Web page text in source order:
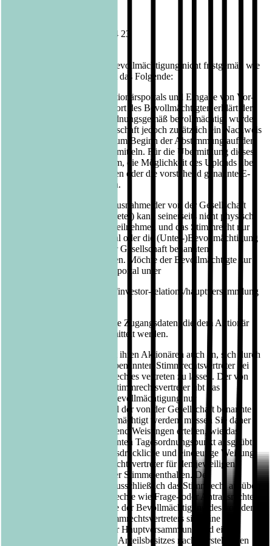
Telefax: +49 (0)40 63 78 54 23
Erfolgt der Nachweis der Bevollmächtigung nicht fristgemäß wie
vorstehend beschrieben, gilt das Folgende:
Durch Verwendung des Aktionärsportals und Eingabe von Vor-
und Nachnamen und Wohnort des Bevollmächtigten erklärt der
Bevollmächtigte, dass er ordnungsgemäß bevollmächtigt wurde.
In diesem Fall ist der Gesellschaft jedoch zusätzlich ein Nachweis
der Bevollmächtigung bis zum Beginn der Abstimmung auf der
Hauptversammlung zu übermitteln. Für die Übermittlung dieses
Nachweises bitten wir darum, die Möglichkeit des Uploads über
das Aktionärsportal zu nutzen oder die vorstehend genannte E-
Mail-Adresse zu verwenden.
Der Bevollmächtigte (mit Ausnahme der von der Gesellschaft
benannten Stimmrechtsvertreter) kann seinerseits nicht physisch
an der Hauptversammlung teilnehmen und das Stimmrecht nur
über elektronische Briefwahl oder die (Unter-)Bevollmächtigung
und Weisung an die von der Gesellschaft benannten
Stimmrechtsvertreter ausüben. Möchte der Bevollmächtigte zur
Stimmabgabe das Aktionärsportal unter
https://www.luebbe.com/de/investor-relations/hauptversammlung
nutzen, benötigt er hierzu die Zugangsdaten, die dem Aktionär
mit der Zugangskarte übermittelt werden.
Die Bastei Lübbe AG bietet ihren Aktionären auch an, sich durch
einen von der Gesellschaft benannten Stimmrechtsvertreter bei
der Ausübung ihres Stimmrechtes vertreten zu lassen. Der von
der Gesellschaft benannte Stimmrechtsvertreter übt das
Stimmrecht im Fall seiner Bevollmächtigung nur
weisungsgebunden aus. Soll der von der Gesellschaft benannte
Stimmrechtsvertreter bevollmächtigt werden, müssen Sie daher
neben der Vollmacht zwingend Weisungen erteilen, wie das
Stimmrecht zu jedem relevanten Tagesordnungspunkt ausgeübt
werden soll. Soweit eine ausdrückliche und eindeutige Weisung
fehlt, wird sich der Stimmrechtsvertreter für den jeweiligen
Abstimmungsgegenstand der Stimme enthalten. Der
Stimmrechtsvertreter wird ausschließlich das Stimmrecht ausüben
und keine weitergehende Rechte wie Frage- oder Antragsrechte
wahrnehmen. Auch im Falle der Bevollmächtigung des von der
Gesellschaft benannten Stimmrechtsvertreters sind eine
fristgerechte Anmeldung zur Hauptversammlung und ein
fristgerechter Nachweis des Anteilsbesitzes nach vorstehenden